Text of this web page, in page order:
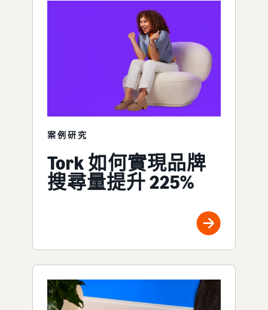
案例研究
Tork 如何實現品牌
搜尋量提升 225%